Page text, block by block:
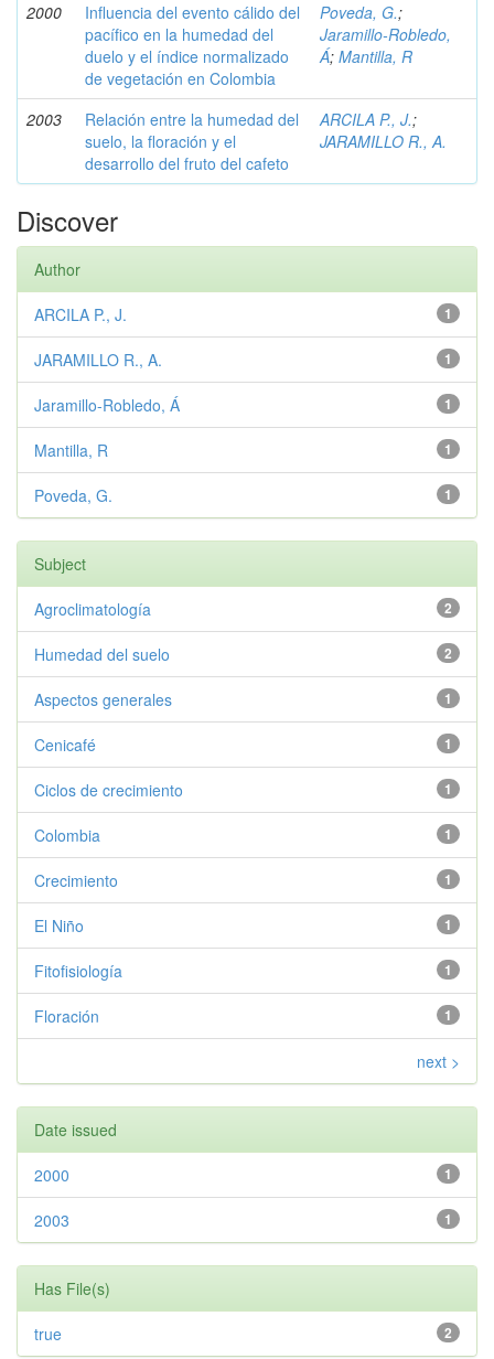
2000
Influencia del evento cálido del
pacífico en la humedad del
duelo y el índice normalizado
de vegetación en Colombia
Poveda, G.;
Jaramillo-Robledo,
Á; Mantilla, R
2003
Relación entre la humedad del
suelo, la floración y el
desarrollo del fruto del cafeto
ARCILA P., J.;
JARAMILLO R., A.
Discover
Author
1
ARCILA P., J.
1
JARAMILLO R., A.
1
Jaramillo-Robledo, Á
1
Mantilla, R
1
Poveda, G.
Subject
2
Agroclimatología
2
Humedad del suelo
1
Aspectos generales
1
Cenicafé
1
Ciclos de crecimiento
1
Colombia
1
Crecimiento
1
El Niño
1
Fitofisiología
1
Floración
next >
Date issued
1
2000
1
2003
Has File(s)
2
true